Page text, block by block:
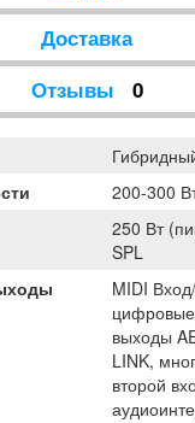
Доставка
Отзывы
0
200-300
250 Вт
SPL
MIDI
выходы
LINK,
второй